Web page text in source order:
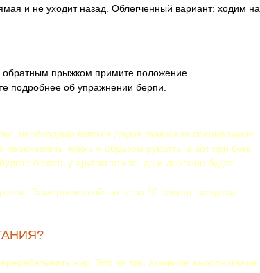
и не уходит назад. Облегченный вариант: ходим на
обратным прыжком примите положение
подробнее об упражнении берпи.
необходимо взяться двумя руками за специальные
перехватить нужным образом рукоять, а вот при беге
бежать у другом темпе, да и дыхание будет
Замеряем свой пульс за 10 секунд, нащупав
жир. Это не так, активное жиросжигание